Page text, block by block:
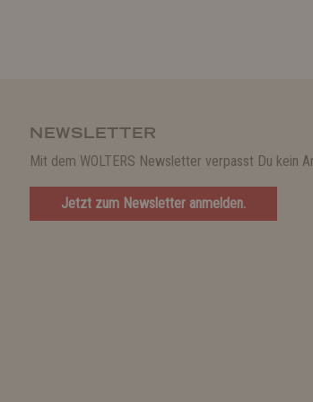
NEWSLETTER
Mit dem WOLTERS Newsletter verpasst Du kein
Jetzt zum Newsletter anmelden.